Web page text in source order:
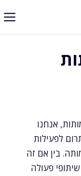
אנחנו
לפעילות
בין אם זה
פעולה